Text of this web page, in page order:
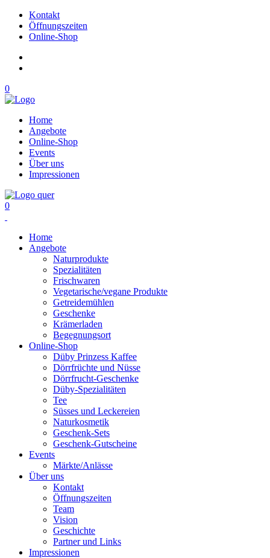
Kontakt
Öffnungszeiten
Online-Shop
0
Home
Angebote
Online-Shop
Events
Über uns
Impressionen
0
Home
Angebote
Naturprodukte
Spezialitäten
Frischwaren
Vegetarische/vegane Produkte
Getreidemühlen
Geschenke
Krämerladen
Begegnungsort
Online-Shop
Düby Prinzess Kaffee
Dörrfrüchte und Nüsse
Dörrfrucht-Geschenke
Düby-Spezialitäten
Tee
Süsses und Leckereien
Naturkosmetik
Geschenk-Sets
Geschenk-Gutscheine
Events
Märkte/Anlässe
Über uns
Kontakt
Öffnungszeiten
Team
Vision
Geschichte
Partner und Links
Impressionen